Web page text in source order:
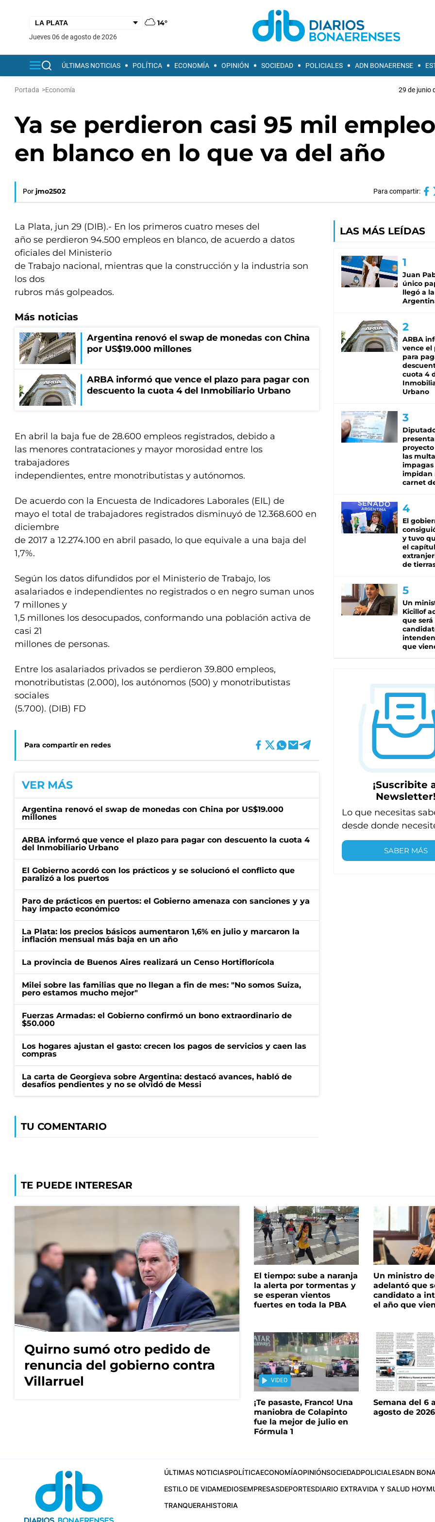
14°
jueves 06 de agosto de 2026
ÚLTIMAS NOTICIAS POLÍTICA ECONOMÍA OPINIÓN SOCIEDAD POLICIALES ADN BONAERENSE
Portada >Economía 29 de junio
Ya se perdieron casi 95 mil
en blanco en lo que va del año
Por jmo2502 Para compartir:
La Plata, jun 29 (DIB).- En los primeros cuatro meses del
año se perdieron 94.500 empleos en blanco, de acuerdo a datos
oficiales del Ministerio
de Trabajo nacional, mientras que la construcción y la industria son
los dos
rubros más golpeados.
Más noticias
Argentina renovó el swap de monedas con China
por US$19.000 millones
ARBA informó que vence el plazo para pagar con
descuento la cuota 4 del Inmobiliario Urbano
En abril la baja fue de 28.600 empleos registrados, debido a
las menores contrataciones y mayor morosidad entre los
trabajadores
independientes, entre monotributistas y autónomos.
De acuerdo con la Encuesta de Indicadores Laborales (EIL) de
mayo el total de trabajadores registrados disminuyó de 12.368.600 en
diciembre
de 2017 a 12.274.100 en abril pasado, lo que equivale a una baja del
1,7%.
Según los datos difundidos por el Ministerio de Trabajo, los
asalariados e independientes no registrados o en negro suman unos
7 millones y
1,5 millones los desocupados, conformando una población activa de
casi 21
millones de personas.
Entre los asalariados privados se perdieron 39.800 empleos,
monotributistas (2.000), los autónomos (500) y monotributistas
sociales
(5.700). (DIB) FD
Para compartir en redes
VER MÁS
Argentina renovó el swap de monedas con China por US$19.000
millones
ARBA informó que vence el plazo para pagar con descuento la cuota 4
del Inmobiliario Urbano
El Gobierno acordó con los prácticos y se solucionó el conflicto que
paralizó a los puertos
Paro de prácticos en puertos: el Gobierno amenaza con sanciones y ya
hay impacto económico
La Plata: los precios básicos aumentaron 1,6% en julio y marcaron la
inflación mensual más baja en un año
La provincia de Buenos Aires realizará un Censo Hortiflorícola
Milei sobre las familias que no llegan a fin de mes: "No somos Suiza,
pero estamos mucho mejor"
Fuerzas Armadas: el Gobierno confirmó un bono extraordinario de
$50.000
Los hogares ajustan el gasto: crecen los pagos de servicios y caen las
compras
La carta de Georgieva sobre Argentina: destacó avances, habló de
desafíos pendientes y no se olvidó de Messi
TU COMENTARIO
LAS MÁS LEÍDAS
Juan
único
llegó a la
ARBA
vence el
para
cuota 4
Urbano
las
impagas
impidan
carnet
El
y tuvo
el
de
Un
Kicillof
que será
que
¡Suscribite
Newsletter!
Lo que necesitas
desde donde
SABER MÁS
TE PUEDE INTERESAR
Quirno sumó otro pedido de
renuncia del gobierno contra
Villarruel
El tiempo: sube a naranja
la alerta por tormentas y
se esperan vientos
fuertes en toda la PBA
Un ministro
adelantó que
candidato a
el año que
VIDEO
¡Te pasaste, Franco! Una
maniobra de Colapinto
fue la mejor de julio en
Fórmula 1
Semana del 6
agosto de 2026
ÚLTIMAS NOTICIASPOLÍTICAECONOMÍAOPINIÓNSOCIEDADPOLICIALESADN
ESTILO DE VIDAMEDIOSEMPRESASDEPORTESDIARIO EXTRAVIDA Y SALUD HOY
TRANQUERAHISTORIA